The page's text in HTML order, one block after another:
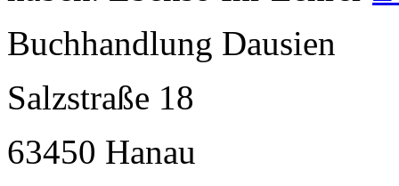
Buchhandlung Dausien
Salzstraße 18
63450 Hanau